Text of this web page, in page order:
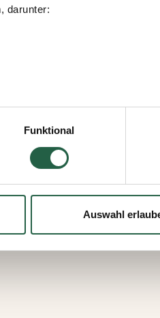
darunter:
erteilen Sie Ihre Einwilligung
Sie das Kästchen neben
Funktional
Auswahl